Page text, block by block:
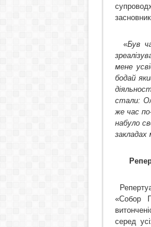
«Був
мене
бодай
стали:
же час
набуло
«Собор
серед